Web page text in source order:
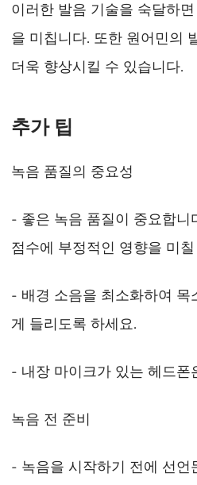
이러한 발음 기술을 숙달하
을 미칩니다. 또한 원어민의
더욱 향상시킬 수 있습니다.
추가 팁
녹음 품질의 중요성
- 좋은 녹음 품질이 중요합니
점수에 부정적인 영향을 미
- 배경 소음을 최소화하여
게 들리도록 하세요.
- 내장 마이크가 있는 헤드폰
녹음 전 준비
- 녹음을 시작하기 전에 선언